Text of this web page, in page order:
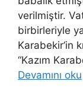
verilmiştir.
birbirleriyle
Karabekir‘in
“Kazım
Devamını oku